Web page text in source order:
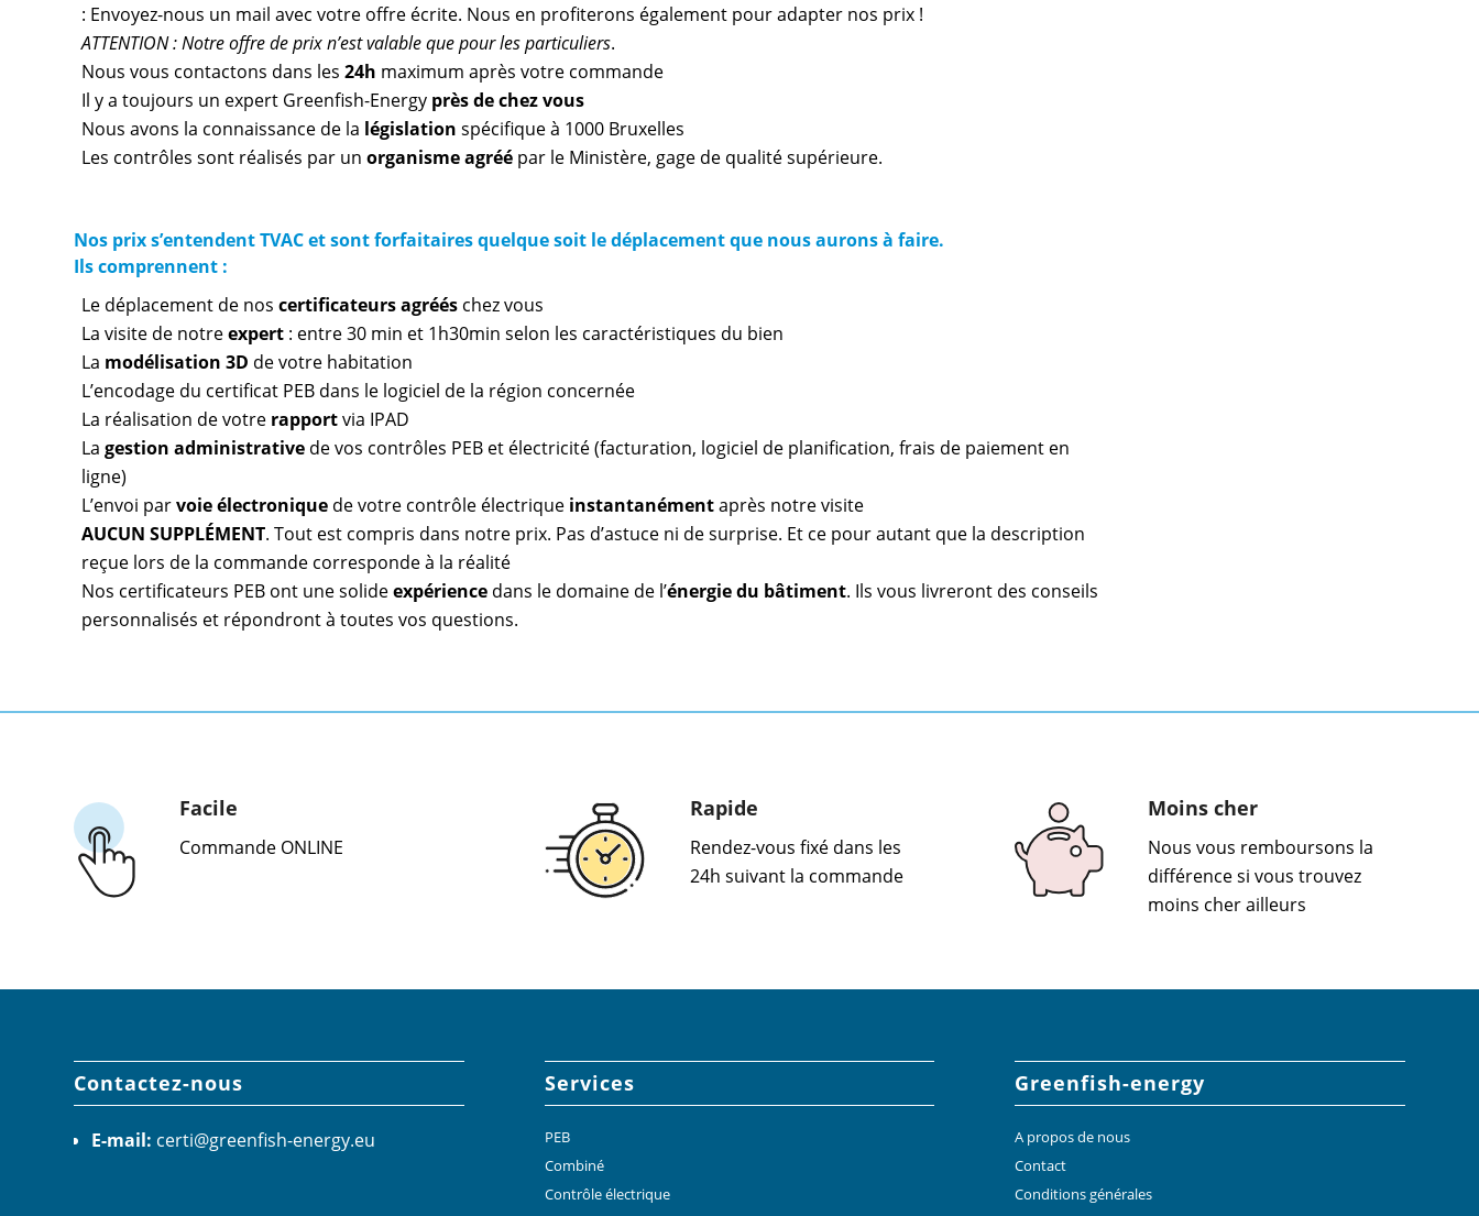
: Envoyez-nous un mail avec votre offre écrite. Nous en profiterons également pour adapter nos prix !
ATTENTION : Notre offre de prix n’est valable que pour les particuliers.
Nous vous contactons dans les 24h maximum après votre commande
Il y a toujours un expert Greenfish-Energy près de chez vous
Nous avons la connaissance de la législation spécifique à 1000 Bruxelles
Les contrôles sont réalisés par un organisme agréé par le Ministère, gage de qualité supérieure.
Nos prix s’entendent TVAC et sont forfaitaires quelque soit le déplacement que nous aurons à faire.
Ils comprennent :
Le déplacement de nos certificateurs agréés chez vous
La visite de notreexpert : entre 30 min et 1h30min selon les caractéristiques du bien
La modélisation 3D de votre habitation
L’encodage du certificat PEB dans le logiciel de la région concernée
La réalisation de votre rapportvia IPAD
La gestion administrative de vos contrôles PEB et électricité (facturation, logiciel de planification, frais de paiement en
ligne)
L’envoi parvoie électronique de votre contrôle électrique instantanémentaprès notre visite
AUCUN SUPPLÉMENT. Tout est compris dans notre prix. Pas d’astuce ni de surprise. Et ce pour autant que la description
reçue lors de la commande corresponde à la réalité
Nos certificateurs PEB ont une solideexpérience dans le domaine de l’énergie du bâtiment. Ils vous livreront des conseils
personnalisés et répondront à toutes vos questions.
Facile
Commande ONLINE
Rapide
Rendez-vous fixé dans les
24h suivant la commande
Moins cher
Nous vous remboursons la
différence si vous trouvez
moins cher ailleurs
Contactez-nous
E-mail: certi@greenfish-energy.eu
Services
PEB
Combiné
Contrôle électrique
Greenfish-energy
A propos de nous
Contact
Conditions générales